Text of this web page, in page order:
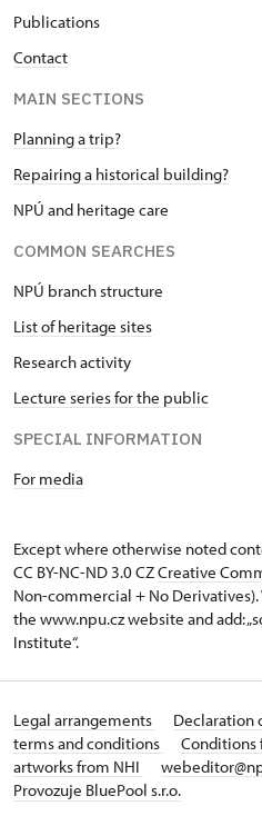
Publications
Contact
MAIN SECTIONS
Planning a trip?
Repairing a historical building?
NPÚ and heritage care
COMMON SEARCHES
NPÚ branch structure
List of heritage sites
Research activity
Lecture series for the public
SPECIAL INFORMATION
For media
Except where otherwise noted
CC BY-NC-ND 3.0 CZCreative
Non-commercial + No
the www.npu.cz website and add:
Institute“.
Legal arrangements Declaration
terms and conditions
Conditions
artworks from NHI
Provozuje BluePool s.r.o.